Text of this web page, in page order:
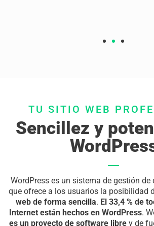
TU SITIO WEB
Sencillez y
WordPress es un sistema de gestión de
que ofrece a los usuarios la posibilidad
web de forma sencilla. El 33,4 % de
Internet están hechos en WordPress.
es un proyecto de software libre y de